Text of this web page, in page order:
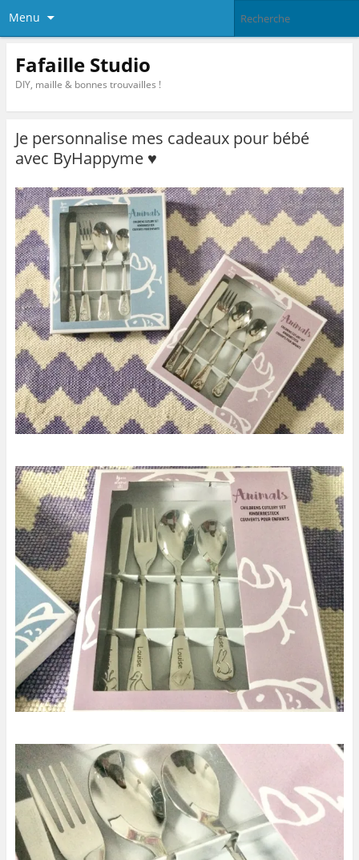
Menu
Fafaille Studio
DIY, maille & bonnes trouvailles !
Je personnalise mes cadeaux pour bébé
avec ByHappyme ♥